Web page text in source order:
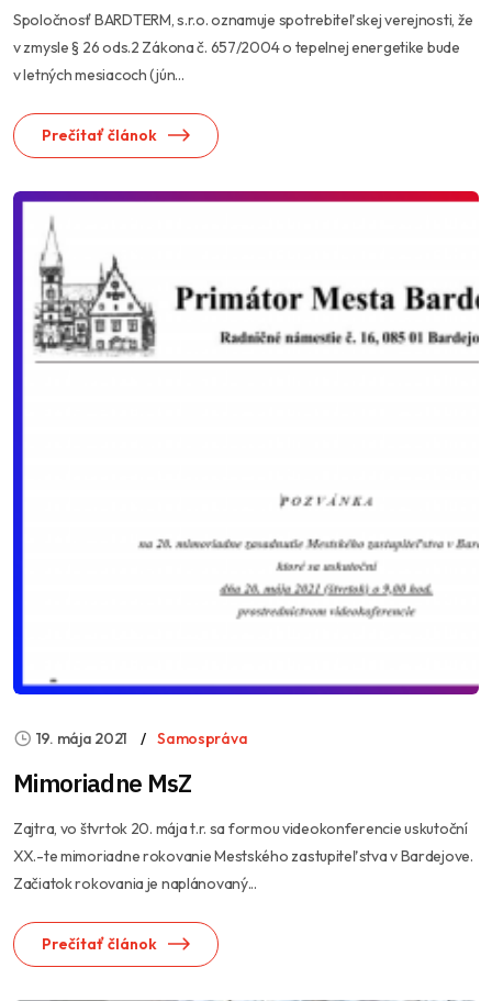
Spoločnosť BARDTERM, s.r.o. oznamuje spotrebiteľskej verejnosti, že
v zmysle § 26 ods.2 Zákona č. 657/2004 o tepelnej energetike bude
v letných mesiacoch (jún...
Prečítať článok
19. mája 2021 Samospráva
Mimoriadne MsZ
Zajtra, vo štvrtok 20. mája t.r. sa formou videokonferencie uskutoční
XX.-te mimoriadne rokovanie Mestského zastupiteľstva v Bardejove.
Začiatok rokovania je naplánovaný...
Prečítať článok